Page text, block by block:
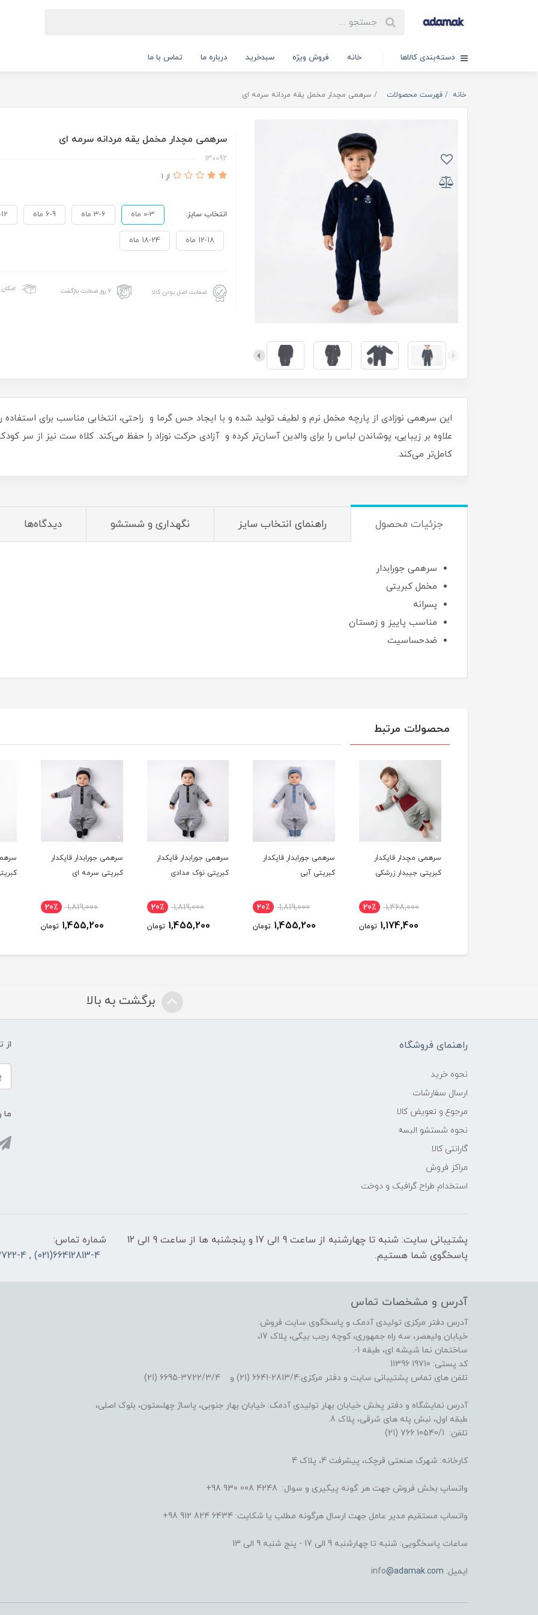
دسته‌بندی کالاها خانه فروش ویژه سبدخرید درباره ما تماس با ما
خانه فهرست محصولات سرهمی مچدار مخمل یقه مردانه سرمه ای
سرهمی مچدار مخمل یقه مردانه سرمه ای
130092
از 1
انتخاب سایز: 0-3 ماه 3-6 ماه 6-9 ماه 9-
12-18 ماه 18-24 ماه
ضمانت اصل بودن کالا ۷ روز ضمانت بازگشت
این سرهمی نوزادی از پارچه مخمل نرم و لطیف تولید شده و با ایجاد حس گرما و راحتی، انتخابی مناسب برای
علاوه بر زیبایی، پوشاندن لباس را برای والدین آسان‌تر کرده و آزادی حرکت نوزاد را حفظ می‌کند. کلاه ست نیز از سر
کامل‌تر می‌کند.
جزئیات محصول راهنمای انتخاب سایز نگهداری و شستشو دیدگاه‌ها
سرهمی جورابدار
مخمل کبریتی
پسرانه
مناسب پاییز و زمستان
ضدحساسیت
محصولات مرتبط
سرهمی مچدار قاپکدار
کبریتی جیبدار زرشکی
1,468,000 20٪
1,174,400 تومان
سرهمی جورابدار قاپکدار
کبریتی آبی
1,819,000 20٪
1,455,200 تومان
سرهمی جورابدار قاپکدار
کبریتی نوک مدادی
1,819,000 20٪
1,455,200 تومان
سرهمی جورابدار قاپکدار
کبریتی سرمه ای
1,819,000 20٪
1,455,200 تومان
برگشت به بالا
راهنمای فروشگاه
نحوه خرید
ارسال سفارشات
مرجوع و تعویض کالا
نحوه شستشو البسه
گارانتی کالا
مراکز فروش
استخدام طراح گرافیک و دوخت
از
ما
پشتیبانی سایت: شنبه تا چهارشنبه از ساعت 9 الی 17 و پنجشنبه ها از ساعت 9 الی 12
پاسخگوی شما هستیم.
شماره تماس:
66412813-4(021) , 66953722-4(021)
آدرس و مشخصات تماس
آدرس دفتر مرکزی تولیدی آدمک و پاسخگوی سایت فروش:
خیابان ولیعصر، سه راه جمهوری، کوچه رجب بیگی، پلاک 17،
ساختمان نما شیشه ای، طبقه 1-.
کد پستی: 19710 11396
تلفن های تماس پشتیبانی سایت و دفتر مرکزی:2813/4-6641 (21) و 3722/3/4-6695 (21)
آدرس نمایشگاه و دفتر پخش خیابان بهار تولیدی آدمک: خیابان بهار جنوبی، پاساژ چهلستون، بلوک اصلی،
طبقه اول، نبش پله های شرقی، پلاک 8.
تلفن: 10540/1 766 (21)
کارخانه: شهرک صنعتی قرچک، پیشرفت 4، پلاک 4
واتساپ بخش فروش جهت هر گونه پیگیری و سوال: 4248 008 930 98+
واتساپ مستقیم مدیر عامل جهت ارسال هرگونه مطلب یا شکایت: 6434 824 912 98+
ساعات پاسخگویی: شنبه تا چهارشنبه 9 الی 17 - پنج شنبه 9 الی 13
ایمیل: info @adamak.com